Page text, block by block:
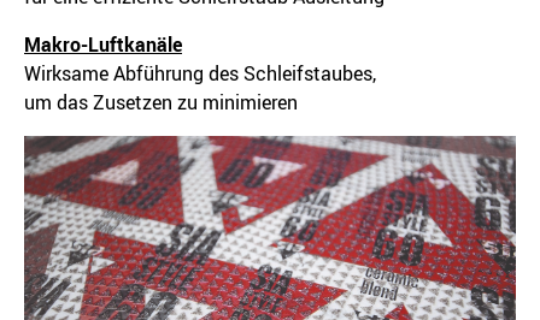
Makro-Luftkanäle
Wirksame Abführung des Schleifstaubes,
um das Zusetzen zu minimieren